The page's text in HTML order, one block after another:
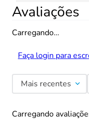
Avaliações
Carregando…
Faça login para
Mais recentes
Carregando